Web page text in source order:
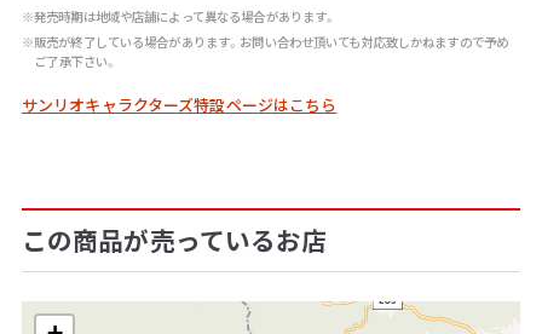
※発売時期は地域や店舗によって異なる場合があります。
※販売が終了している場合があります。お問い合わせ頂いても対応致しかねますので予め
ご了承下さい。
サンリオキャラクターズ特設ページはこちら
この商品が売っているお店